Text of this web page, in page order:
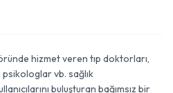
hizmet veren tıp doktorları,
vb. sağlık
buluşturan bağımsız bir